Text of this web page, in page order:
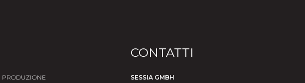
PRODUZIONE
CONTATTI
SESSIA GMBH